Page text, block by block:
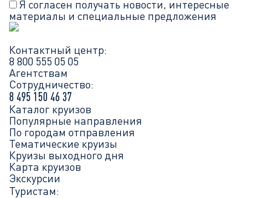
Я согласен получать новости, интересные
материалы и специальные предложения
Контактный центр:
8 800 555 05 05
Агентствам
Сотрудничество:
8 495 150 46 37
Каталог круизов
Популярные направления
По городам отправления
Тематические круизы
Круизы выходного дня
Карта круизов
Экскурсии
Туристам: